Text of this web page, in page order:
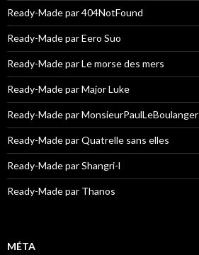
Ready-Made par 404NotFound
Ready-Made par Eero Suo
Ready-Made par Le morse des mers
Ready-Made par Major Luke
Ready-Made par MonsieurPaulLeBoulanger
Ready-Made par Quatrelle sans elles
Ready-Made par Shangri-l
Ready-Made par Thanos
MÉTA